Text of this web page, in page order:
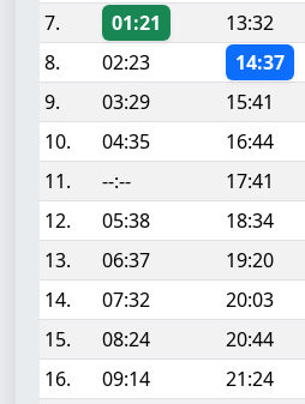
7.
01:21 13:32
8.
02:23 14:37
9.
03:29 15:41
10.
04:35 16:44
11.
--:-- 17:41
12.
05:38 18:34
13.
06:37 19:20
14.
07:32 20:03
15.
08:24 20:44
16.
09:14 21:24